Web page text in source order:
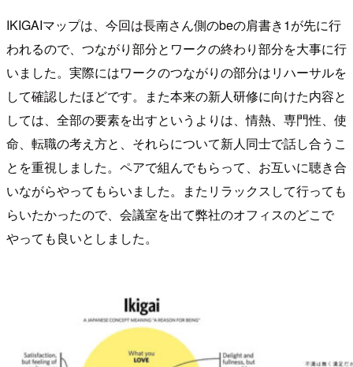
IKIGAIマップは、今回は長南さん側のbeの肩書き1が先に行
われるので、つながり部分とワークの終わり部分を大事に行
いました。実際にはワークのつながりの部分はリハーサルを
して確認したほどです。また本来の新人研修に向けた内容と
しては、全部の要素を出すというよりは、情熱、専門性、使
命、転職の考え方と、それらについて新人同士で話し合うこ
とを重視しました。ペアで組んでもらって、お互いに聴き合
いながらやってもらいました。またリラックスして行っても
らいたかったので、会議室を出て弊社のオフィスのどこで
やっても良いとしました。